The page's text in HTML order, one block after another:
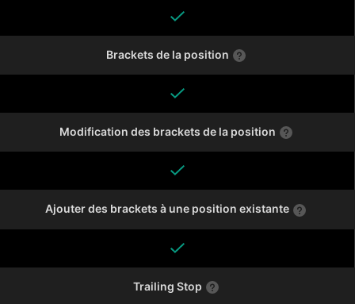
Brackets de la position
Modification des brackets de la position
Ajouter des brackets à une position existante
Trailing Stop